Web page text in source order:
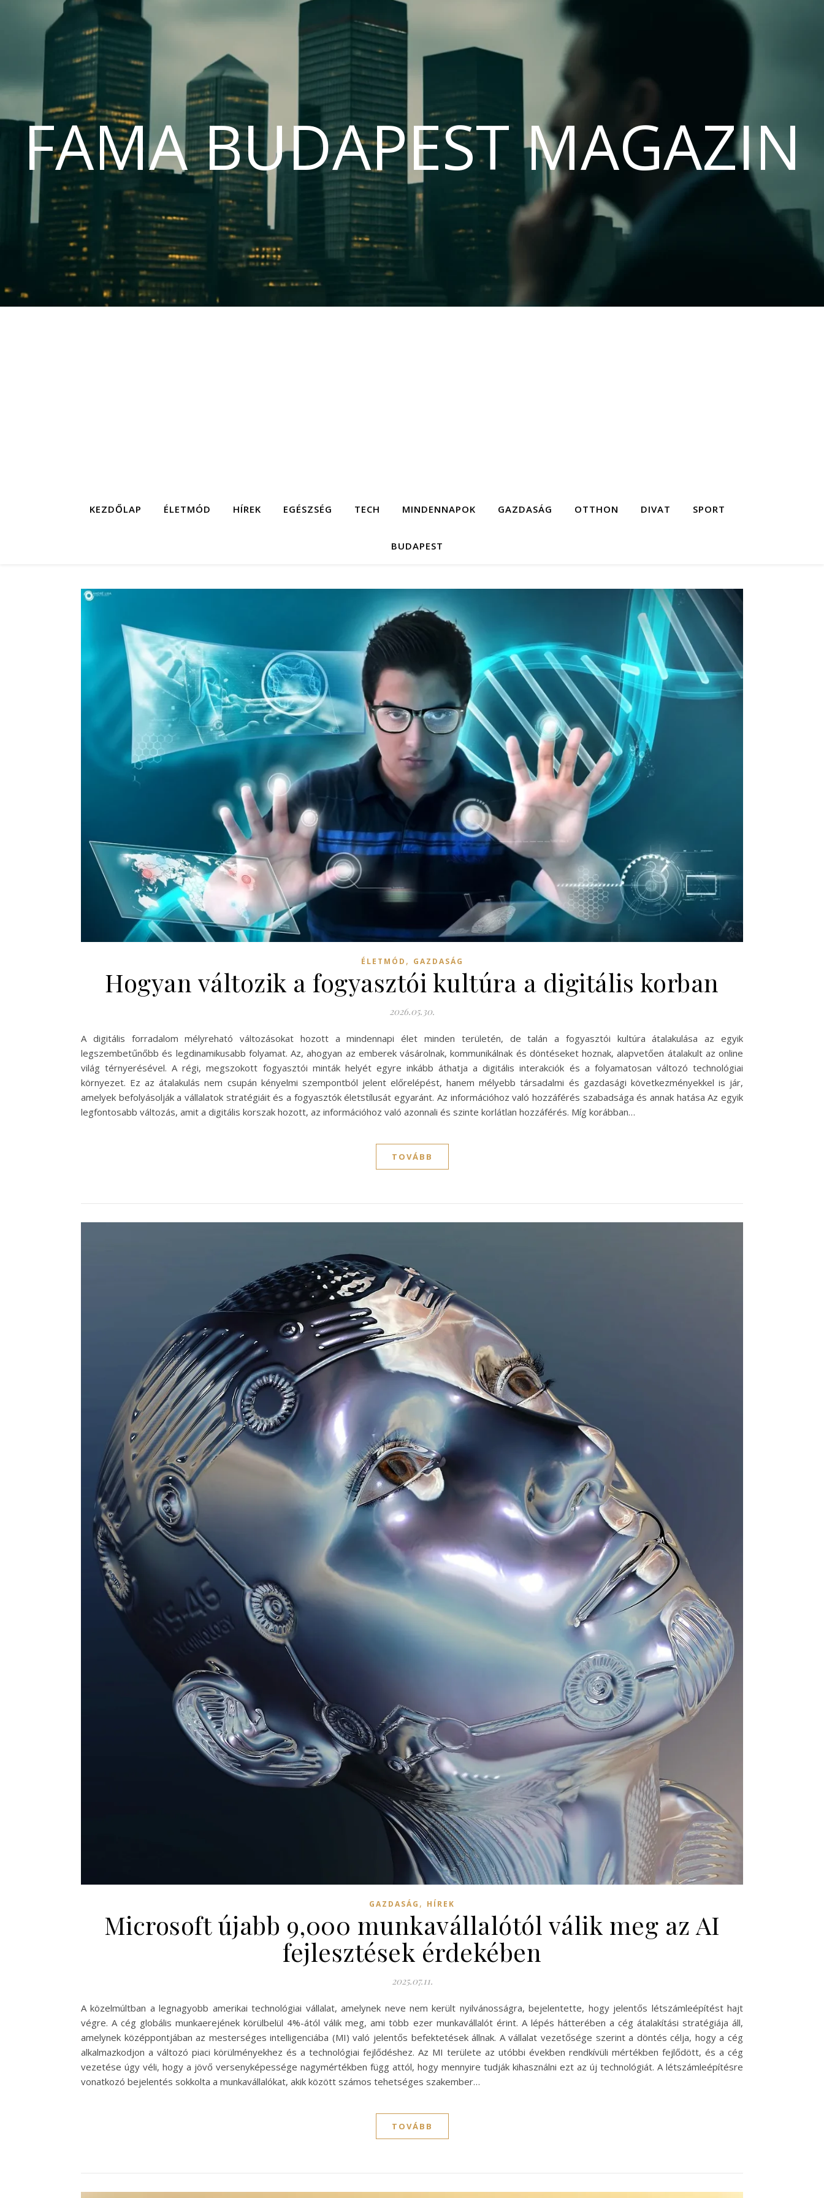
FAMA BUDAPEST MAGAZIN
KEZDŐLAP ÉLETMÓD HÍREK EGÉSZSÉG TECH MINDENNAPOK GAZDASÁG OTTHON DIVAT SPORT
BUDAPEST
ÉLETMÓD , GAZDASÁG
Hogyan változik a fogyasztói kultúra a digitális korban
2026.05.30.
A digitális forradalom mélyreható változásokat hozott a mindennapi élet minden területén, de talán a fogyasztói kultúra átalakulása az egyik
legszembetűnőbb és legdinamikusabb folyamat. Az, ahogyan az emberek vásárolnak, kommunikálnak és döntéseket hoznak, alapvetően átalakult az online
világ térnyerésével. A régi, megszokott fogyasztói minták helyét egyre inkább áthatja a digitális interakciók és a folyamatosan változó technológiai
környezet. Ez az átalakulás nem csupán kényelmi szempontból jelent előrelépést, hanem mélyebb társadalmi és gazdasági következményekkel is jár,
amelyek befolyásolják a vállalatok stratégiáit és a fogyasztók életstílusát egyaránt. Az információhoz való hozzáférés szabadsága és annak hatása Az egyik
legfontosabb változás, amit a digitális korszak hozott, az információhoz való azonnali és szinte korlátlan hozzáférés. Míg korábban…
TOVÁBB
GAZDASÁG , HÍREK
Microsoft újabb 9,000 munkavállalótól válik meg az AI
fejlesztések érdekében
2025.07.11.
A közelmúltban a legnagyobb amerikai technológiai vállalat, amelynek neve nem került nyilvánosságra, bejelentette, hogy jelentős létszámleépítést hajt
végre. A cég globális munkaerejének körülbelül 4%-ától válik meg, ami több ezer munkavállalót érint. A lépés hátterében a cég átalakítási stratégiája áll,
amelynek középpontjában az mesterséges intelligenciába (MI) való jelentős befektetések állnak. A vállalat vezetősége szerint a döntés célja, hogy a cég
alkalmazkodjon a változó piaci körülményekhez és a technológiai fejlődéshez. Az MI területe az utóbbi években rendkívüli mértékben fejlődött, és a cég
vezetése úgy véli, hogy a jövő versenyképessége nagymértékben függ attól, hogy mennyire tudják kihasználni ezt az új technológiát. A létszámleépítésre
vonatkozó bejelentés sokkolta a munkavállalókat, akik között számos tehetséges szakember…
TOVÁBB